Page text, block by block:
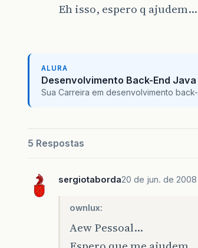
Eh isso, espero q ajudem…
ALURA
Desenvolvimento Back-End Java
Sua Carreira em desenvolvimento
5 Respostas
sergiotaborda20 de jun. de 2008
ownlux:
Aew Pessoal…